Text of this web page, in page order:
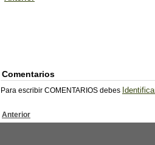
Comentarios
Para escribir COMENTARIOS debes
Anterior